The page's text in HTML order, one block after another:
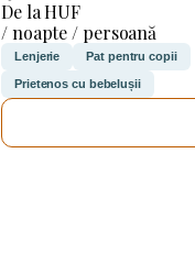
De la HUF
/ noapte / persoană
Lenjerie Pat pentru copii
Prietenos cu bebelușii